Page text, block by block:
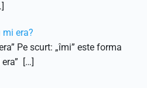
mi era?
Pe scurt: „îmi” este forma
[…]